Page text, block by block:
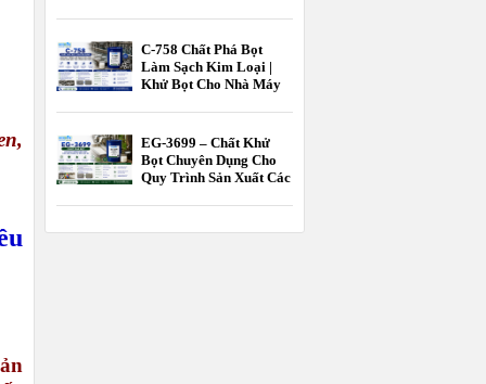
C-758 Chất Phá Bọt
Làm Sạch Kim Loại |
Khử Bọt Cho Nhà Máy
EG-3699 – Chất Khử
Bọt Chuyên Dụng Cho
Quy Trình Sản Xuất Các